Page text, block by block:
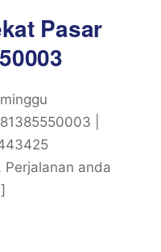
Pasar
|
anda